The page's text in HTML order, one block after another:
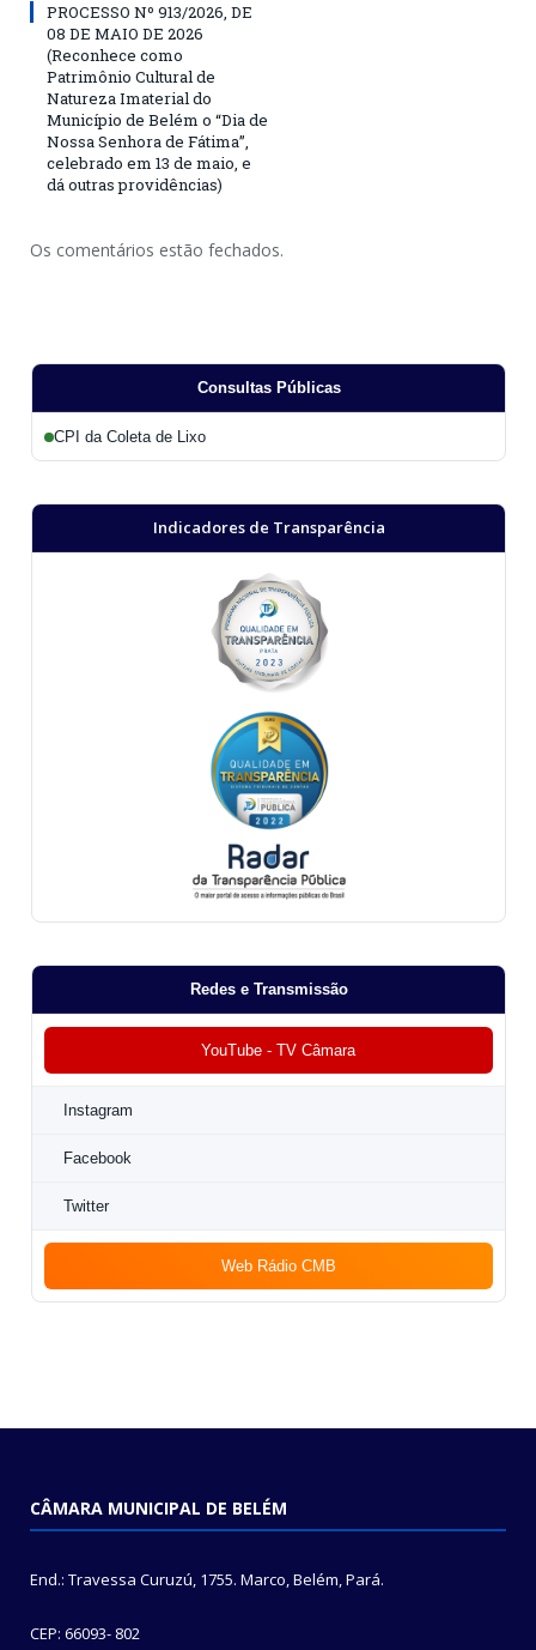
PROCESSO Nº 913/2026, DE
08 DE MAIO DE 2026
(Reconhece como
Patrimônio Cultural de
Natureza Imaterial do
Município de Belém o “Dia de
Nossa Senhora de Fátima”,
celebrado em 13 de maio, e
dá outras providências)
Os comentários estão fechados.
Consultas Públicas
CPI da Coleta de Lixo
Indicadores de Transparência
Redes e Transmissão
YouTube - TV Câmara
Instagram
Facebook
Twitter
Web Rádio CMB
CÂMARA MUNICIPAL DE BELÉM
End.: Travessa Curuzú, 1755. Marco, Belém, Pará.
CEP: 66093- 802